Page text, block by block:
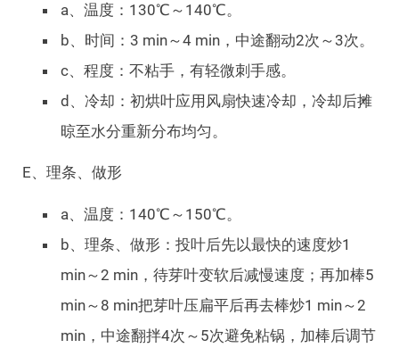
a、温度：130℃～140℃。
b、时间：3 min～4 min，中途翻动2次～3次。
c、程度：不粘手，有轻微刺手感。
d、冷却：初烘叶应用风扇快速冷却，冷却后摊
晾至水分重新分布均匀。
E、理条、做形
a、温度：140℃～150℃。
b、理条、做形：投叶后先以最快的速度炒1
min～2 min，待芽叶变软后减慢速度；再加棒5
min～8 min把芽叶压扁平后再去棒炒1 min～2
min，中途翻拌4次～5次避免粘锅，加棒后调节